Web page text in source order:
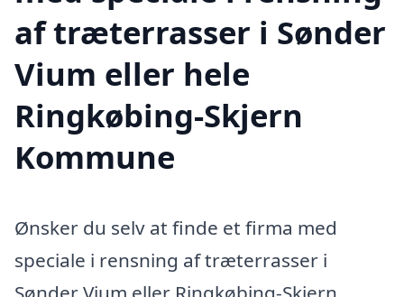
af træterrasser i Sønder
Vium eller hele
Ringkøbing-Skjern
Kommune
Ønsker du selv at finde et firma med
speciale i rensning af træterrasser i